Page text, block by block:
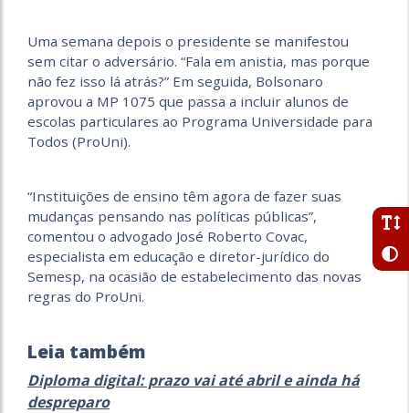
Uma semana depois o presidente se manifestou
sem citar o adversário. “Fala em anistia, mas porque
não fez isso lá atrás?” Em seguida, Bolsonaro
aprovou a MP 1075 que passa a incluir alunos de
escolas particulares ao Programa Universidade para
Todos (ProUni).
“Instituições de ensino têm agora de fazer suas
mudanças pensando nas políticas públicas”,
comentou o advogado José Roberto Covac,
especialista em educação e diretor-jurídico do
Semesp, na ocasião de estabelecimento das novas
regras do ProUni.
Leia também
Diploma digital: prazo vai até abril e ainda há
despreparo